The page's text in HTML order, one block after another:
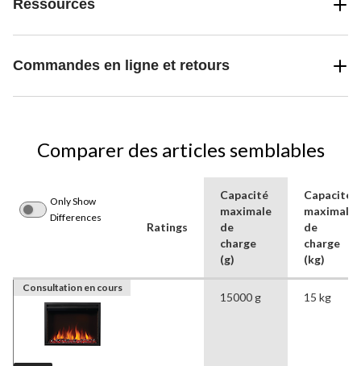
Ressources
Commandes en ligne et retours
Comparer des articles semblables
Only Show
Differences
Ratings
Capacité
maximale
de
charge
(g)
Capacité
maximale
de
charge
(kg)
Consultation en cours
15000 g 15 kg